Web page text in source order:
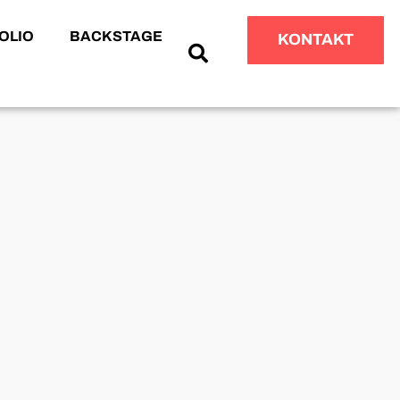
BACKSTAGE KONTAKT